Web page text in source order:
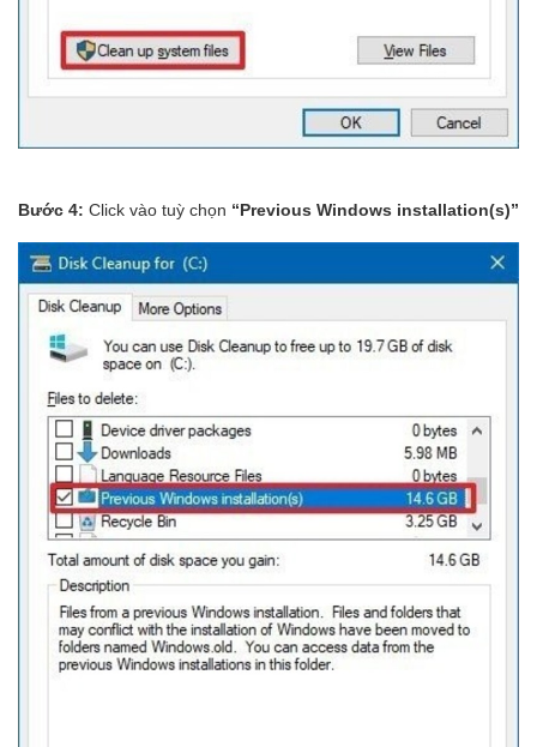
Bước 4: Click vào tuỳ chọn “Previous Windows installation(s)”